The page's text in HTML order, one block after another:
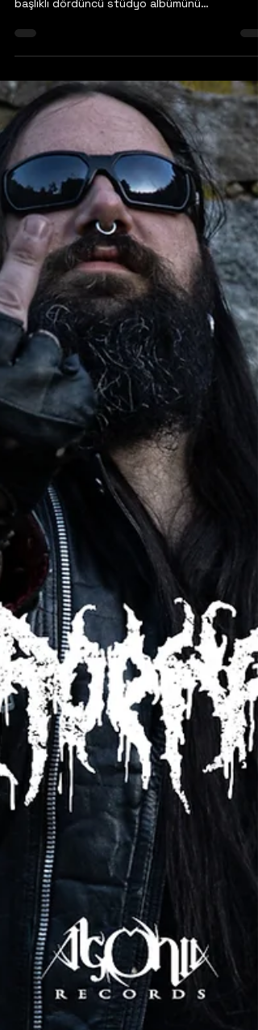
Noise Trail Immersion -
Dördüncü Albüm Gelecek
Ay Çıkıyor
27 Haziran 2025'te İtalyan Noise Trail
Immersion, Tutta La Morte In Un Solo Punto
başlıklı dördüncü stüdyo albümünü
yayınlayacak. Kayıt,...